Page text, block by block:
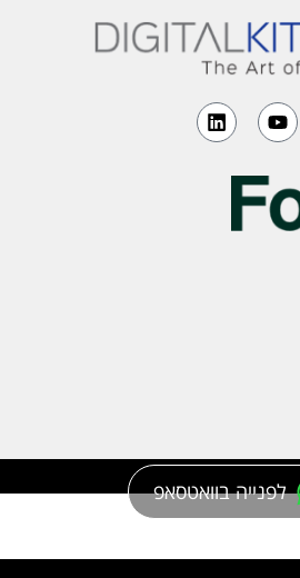
לפנייה בוואטסאפ